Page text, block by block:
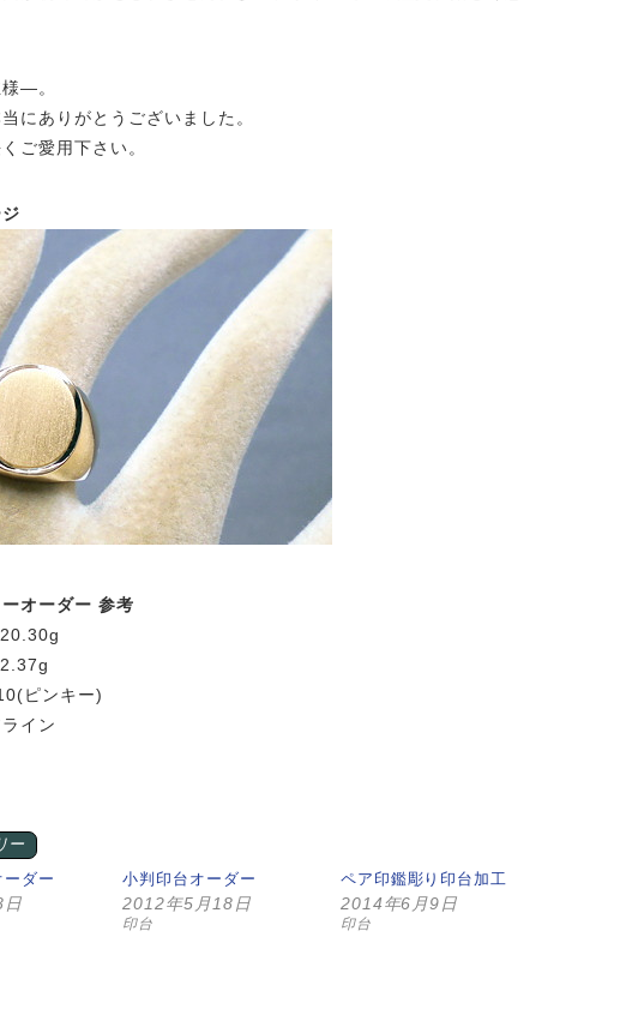
—。
にありがとうございました。
ご愛用下さい。
オーダー 参考
ピンキー)
イン
ー
ダー
日
小判印台オーダー
2012年5月18日
印台
ペア印鑑彫り印台加工
2014年6月9日
印台